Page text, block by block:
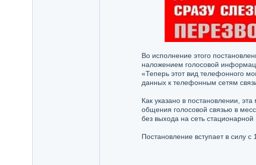
Во исполнение этого
наложением голосовой
«Теперь этот вид телефонного
данных к телефонным сетям
Как указано в постановлении,
общения голосовой связью в
без выхода на сеть
Постановление вступает в силу с